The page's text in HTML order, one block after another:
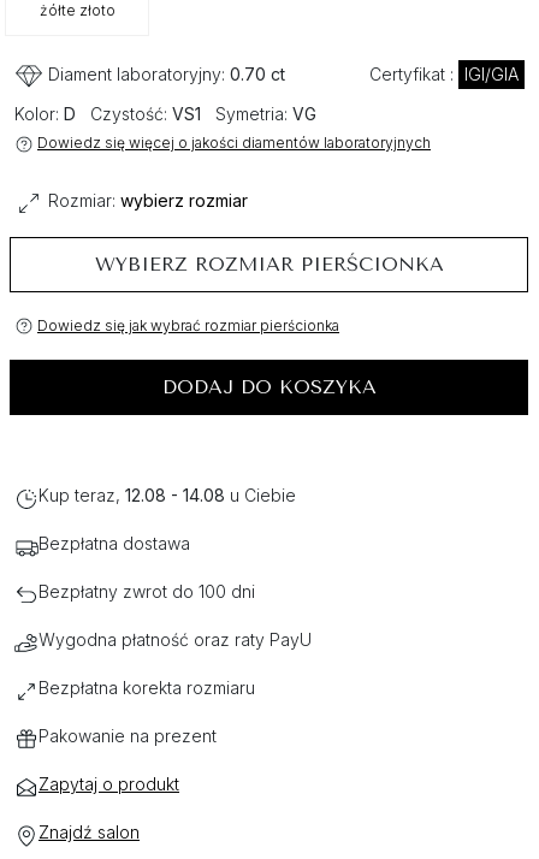
żółte złoto
Diament laboratoryjny: 0.70 ct Certyfikat :
IGI/GIA
Kolor: D Czystość: VS1 Symetria: VG
Dowiedz się więcej o jakości diamentów laboratoryjnych
Rozmiar: wybierz rozmiar
WYBIERZ ROZMIAR PIERŚCIONKA
Dowiedz się jak wybrać rozmiar pierścionka
DODAJ DO KOSZYKA
Kup teraz, 12.08 - 14.08 u Ciebie
Bezpłatna dostawa
Bezpłatny zwrot do 100 dni
Wygodna płatność oraz raty PayU
Bezpłatna korekta rozmiaru
Pakowanie na prezent
Zapytaj o produkt
Znajdź salon